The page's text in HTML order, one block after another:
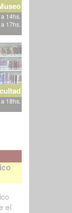
14hs.
17hs.
18hs.
el